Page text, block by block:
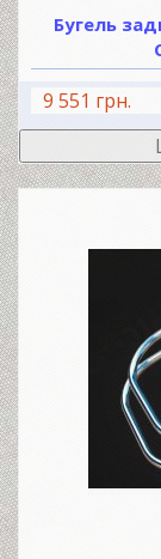
Бугель
9 551 грн.